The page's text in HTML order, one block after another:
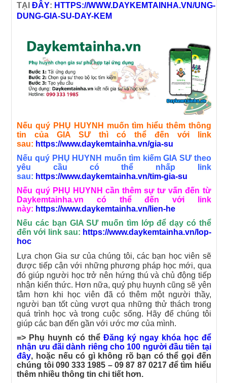
TẠIĐÂY: HTTPS://WWW.DAYKEMTAINHA.VN/UNG-
DUNG-GIA-SU-DAY-KEM
Nếu quý PHỤ HUYNH muốn tìm hiểu thêm thông
tin của GIA SƯ thì có thể đến với link
sau: https://www.daykemtainha.vn/gia-su
Nếu quý PHỤ HUYNH muốn tìm kiếm GIA SƯ theo
yêu cầu có thể nhấp link
sau: https://www.daykemtainha.vn/tim-gia-su
Nếu quý PHỤ HUYNH cần thêm sự tư vấn đến từ
Daykemtainha.vn có thể đến với link
này: https://www.daykemtainha.vn/lien-he
Nếu các bạn GIA SƯ muốn tìm lớp để dạy có thể
đến với link sau: https://www.daykemtainha.vn/lop-
hoc
Lựa chọn Gia sư của chúng tôi, các bạn học viên sẽ
được tiếp cận với những phương pháp học mới, qua
đó giúp người học trở nên hứng thú và chủ động tiếp
nhận kiến thức. Hơn nữa, quý phụ huynh cũng sẽ yên
tâm hơn khi học viên đã có thêm một người thầy,
người bạn tốt cùng vượt qua những thử thách trong
quá trình học và trong cuộc sống. Hãy để chúng tôi
giúp các bạn đến gần với ước mơ của mình.
=> Phụ huynh có thể Đăng ký ngay khóa học để
nhận ưu đãi dành riêng cho 100 người đầu tiên tại
đây, hoặc nếu có gì không rõ bạn có thể gọi đến
chúng tôi 090 333 1985 – 09 87 87 0217 để tìm hiểu
thêm nhiều thông tin chi tiết hơn.